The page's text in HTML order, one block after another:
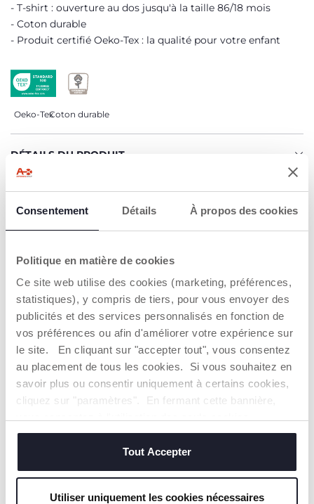
Consentement Détails À propos des cookies
Politique en matière de cookies
Ce site web utilise des cookies (marketing, préférences,
statistiques), y compris de tiers, pour vous envoyer des
publicités et des services personnalisés en fonction de
vos préférences ou afin d'améliorer votre expérience sur
le site. En cliquant sur "accepter tout", vous consentez
au placement de tous les cookies. Si vous souhaitez en
savoir plus ou consentir uniquement à certains cookies,
cliquez sur "paramètres". En fermant cette bannière,
techniques, qui sont essentiels au service demandé.
Tout Accepter
Utiliser uniquement les cookies nécessaires
T-shirt : ouverture au dos jusqu'à la taille 86/18 mois
Coton durable
Produit certifié Oeko-Tex : la qualité pour votre enfant
Oeko-TexCoton durable
DÉTAILS DU PRODUIT
AVERTISSEMENTS ET INSTRUCTIONS
Notre coton est… Durable !
Coton cultivé selon un programme dont l'objectif est de
mettre sur le marché des fils certifiés de coton cultivé
dans le respect des principes qui en font un coton
DURABLE sur un plan environnemental, économique et
social.
Toute la chaîne d'approvisionnement et de production fait
l'objet d'une traçabilité et des mêmes mesures de
durabilité.
Trouver un Revendeur